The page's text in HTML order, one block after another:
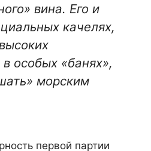
вина. Его и
качелях,
особых «банях»,
морским
первой партии